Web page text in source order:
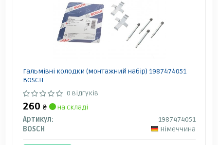
Гальмівні колодки (монтажний набір) 1987474051
BOSCH
0 відгуків
260 ₴
на складі
Артикул:
1987474051
BOSCH
Німеччина